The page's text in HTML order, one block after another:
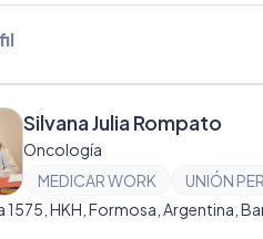
Silvana Julia Rompato
Oncología
MEDICAR WORK
UNIÓN
1575, HKH, Formosa, Argentina,